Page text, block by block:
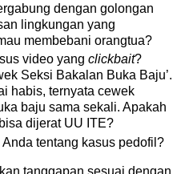
dengan golongan
lingkungan yang
membebani orangtua?
video yang clickbait?
Seksi Bakalan Buka Baju’.
habis, ternyata cewek
baju sama sekali. Apakah
dijerat UU ITE?
tentang kasus pedofil?